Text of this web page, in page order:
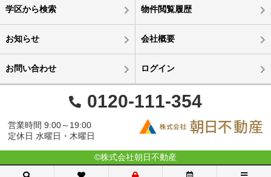
学区から検索 物件閲覧履歴
お知らせ 会社概要
お問い合わせ ログイン
0120-111-354
営業時間 9:00～19:00
定休日 水曜日・木曜日
©株式会社朝日不動産